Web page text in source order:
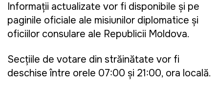
Informații actualizate vor fi disponibile și pe
paginile oficiale ale misiunilor diplomatice și
oficiilor consulare ale Republicii Moldova.
Secțiile de votare din străinătate vor fi
deschise între orele 07:00 și 21:00, ora locală.